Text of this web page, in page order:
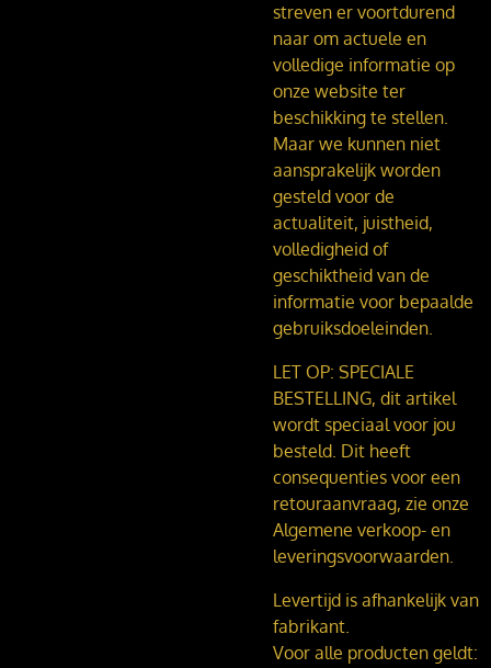
streven er voortdurend
naar om actuele en
volledige informatie op
onze website ter
beschikking te stellen.
Maar we kunnen niet
aansprakelijk worden
gesteld voor de
actualiteit, juistheid,
volledigheid of
geschiktheid van de
informatie voor bepaalde
gebruiksdoeleinden.
LET OP: SPECIALE
BESTELLING, dit artikel
wordt speciaal voor jou
besteld. Dit heeft
consequenties voor een
retouraanvraag, zie onze
Algemene verkoop- en
leveringsvoorwaarden.
Levertijd is afhankelijk van
fabrikant.
Voor alle producten geldt: